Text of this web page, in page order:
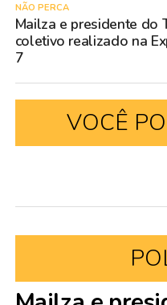
NÃO PERCA
Mailza e presidente do
coletivo realizado na
7
VOCÊ